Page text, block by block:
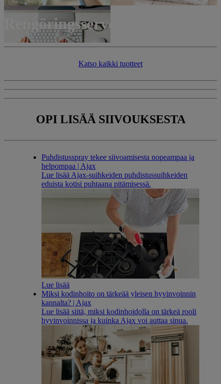
Rengöringsservetter
Katso kaikki tuotteet​​
OPI LISÄÄ SIIVOUKSESTA
Puhdistusspray tekee siivoamisesta nopeampaa ja
helpompaa | Ajax
Lue lisää Ajax-suihkeiden puhdistussuihkeiden
eduista kotisi puhtaana pitämisessä.
Lue lisää
Miksi kodinhoito on tärkeää yleisen hyvinvoinnin
kannalta? | Ajax
Lue lisää siitä, miksi kodinhoidolla on tärkeä rooli
hyvinvoinnissa ja kuinka Ajax voi auttaa sinua.